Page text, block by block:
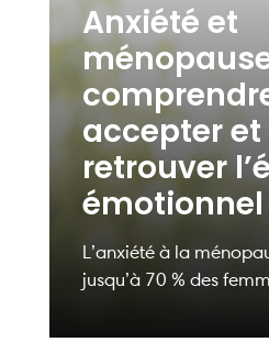
Anxiété et
accepter et
retrouver
émotionnel
L’anxiété à la
jusqu’à 70 % des